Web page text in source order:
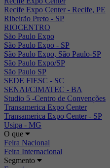
Recife Expo Center - Recife, PE
Ribeirão Preto - SP
RIOCENTRO
São Paulo Expo
São Paulo Expo - SP
São Paulo Expo, São Paulo-SP
São Paulo Expo/SP
São Paulo SP
SEDE FIESC - SC
SENAI/CIMATEC - BA
Studio 5 -Centro de Convenções
Transamerica Expo Center
Transamerica Expo Center - SP
Usipa - MG
O que
Feira Nacional
Feira Internacional
Segmento